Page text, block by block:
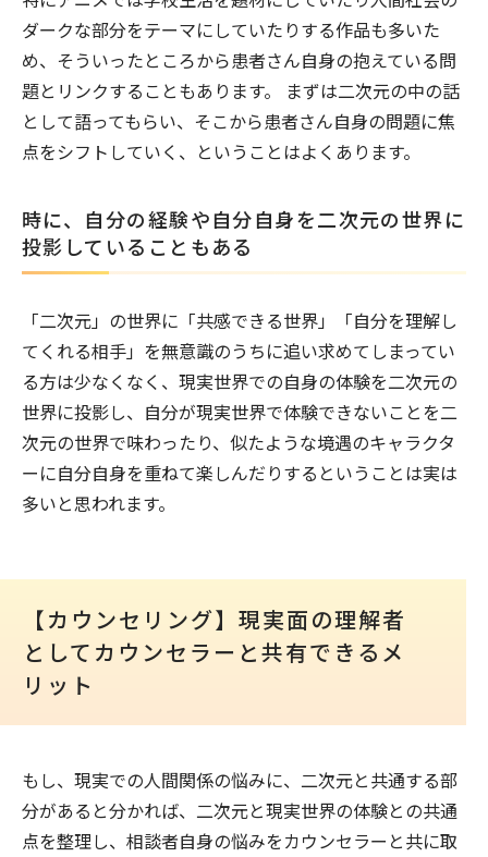
ダークな部分をテーマにしていたりする作品も多いた
め、そういったところから患者さん自身の抱えている問
題とリンクすることもあります。 まずは二次元の中の話
として語ってもらい、そこから患者さん自身の問題に焦
点をシフトしていく、ということはよくあります。
時に、自分の経験や自分自身を二次元の世界に
投影していることもある
「二次元」の世界に「共感できる世界」「自分を理解し
てくれる相手」を無意識のうちに追い求めてしまってい
る方は少なくなく、現実世界での自身の体験を二次元の
世界に投影し、自分が現実世界で体験できないことを二
次元の世界で味わったり、似たような境遇のキャラクタ
ーに自分自身を重ねて楽しんだりするということは実は
多いと思われます。
【カウンセリング】現実面の理解者
としてカウンセラーと共有できるメ
リット
もし、現実での人間関係の悩みに、二次元と共通する部
分があると分かれば、二次元と現実世界の体験との共通
点を整理し、相談者自身の悩みをカウンセラーと共に取